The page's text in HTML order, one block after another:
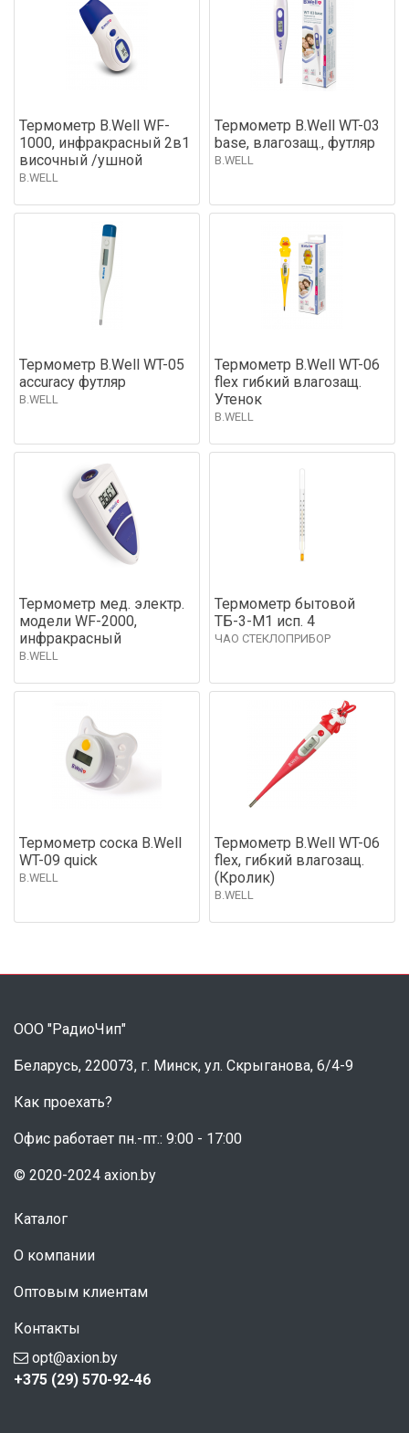
Термометр B.Well WF-
1000, инфракрасный 2в1
височный /ушной
B.WELL
Термометр B.Well WT-03
base, влагозащ., футляр
B.WELL
Термометр B.Well WT-05
accuracy футляр
B.WELL
Термометр B.Well WT-06
flex гибкий влагозащ.
Утенок
B.WELL
Термометр мед. электр.
модели WF-2000,
инфракрасный
B.WELL
Термометр бытовой
ТБ-3-М1 исп. 4
ЧАО СТЕКЛОПРИБОР
Термометр соска B.Well
WT-09 quick
B.WELL
Термометр B.Well WT-06
flex, гибкий влагозащ.
(Кролик)
B.WELL
ООО "РадиоЧип"
Беларусь, 220073, г. Минск, ул. Скрыганова, 6/4-9
Как проехать?
Офис работает пн.-пт.: 9:00 - 17:00
© 2020-2024 axion.by
Каталог
О компании
Оптовым клиентам
Контакты
opt@axion.by
+375 (29) 570-92-46